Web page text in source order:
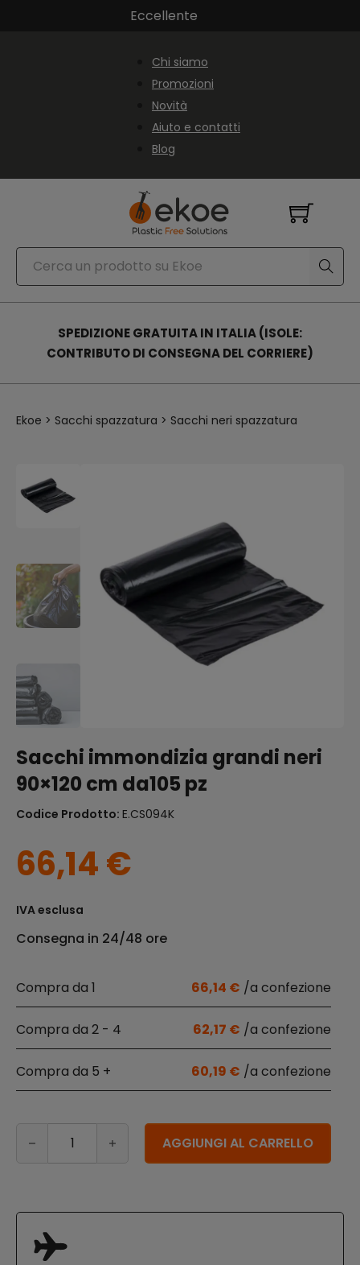
Vai al contenuto principale
Vai al piè di paginaEccellente
Chi siamo
Promozioni
Novità
Aiuto e contatti
Blog
Cerca
SPEDIZIONE GRATUITA IN ITALIA (ISOLE:
CONTRIBUTO DI CONSEGNA DEL CORRIERE)
Ekoe > Sacchi spazzatura > Sacchi neri spazzatura
Sacchi immondizia grandi neri
90×120 cm da105 pz
Codice Prodotto: E.CS094K
66,14€
IVA esclusa
Consegna in 24/48 ore
1 66,14 €
2 - 4 62,17 €
5 + 60,19 €
Sacchi immondizia grandi neri 90x120 cm da105 pz
AGGIUNGI AL CARRELLO
Alternative: